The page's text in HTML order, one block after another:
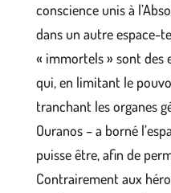
conscience unis à
dans un autre espace-
« immortels » sont des
qui, en limitant le
tranchant les organes
Ouranos – a borné
puisse être, afin de
Contrairement aux